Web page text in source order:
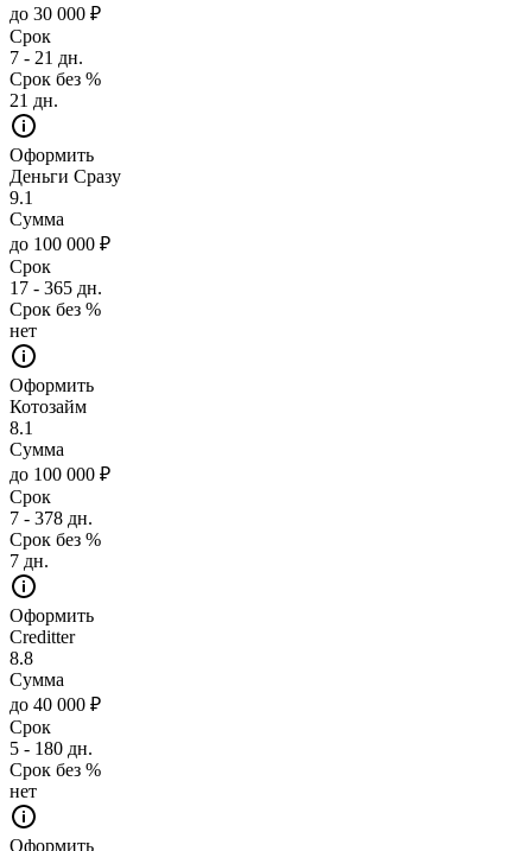
до 30 000 ₽
Срок
7 - 21 дн.
Срок без %
21 дн.
Оформить
Деньги Сразу
9.1
Сумма
до 100 000 ₽
Срок
17 - 365 дн.
Срок без %
нет
Оформить
Котозайм
8.1
Сумма
до 100 000 ₽
Срок
7 - 378 дн.
Срок без %
7 дн.
Оформить
Creditter
8.8
Сумма
до 40 000 ₽
Срок
5 - 180 дн.
Срок без %
нет
Оформить